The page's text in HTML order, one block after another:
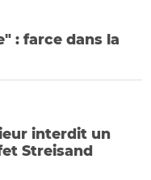
: farce dans la
interdit un
Streisand